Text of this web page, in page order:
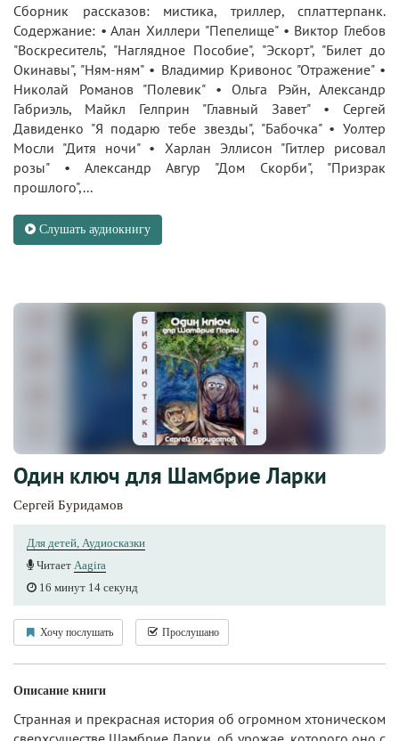
Сборник рассказов: мистика, триллер, сплаттерпанк.
Содержание: • Алан Хиллери "Пепелище" • Виктор Глебов
"Воскреситель", "Наглядное Пособие", "Эскорт", "Билет до
Окинавы", "Ням-ням" • Владимир Кривонос "Отражение" •
Николай Романов "Полевик" • Ольга Рэйн, Александр
Габриэль, Майкл Гелприн "Главный Завет" • Сергей
Давиденко "Я подарю тебе звезды", "Бабочка" • Уолтер
Мосли "Дитя ночи" • Харлан Эллисон "Гитлер рисовал
розы" • Александр Авгур "Дом Скорби", "Призрак
прошлого",...
Слушать аудиокнигу
Один ключ для Шамбрие Ларки
Сергей Буридамов
Для детей, Аудиосказки
Читает Aagira
16 минут 14 секунд
Хочу послушать Прослушано
Описание книги
Странная и прекрасная история об огромном хтоническом